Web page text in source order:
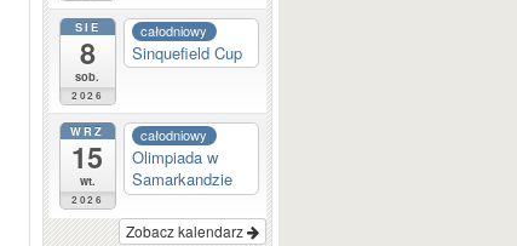
SIE
8
sob.
2026
całodniowy
Sinquefield Cup
WRZ
15
wt.
2026
całodniowy
Olimpiada w
Samarkandzie
Zobacz kalendarz